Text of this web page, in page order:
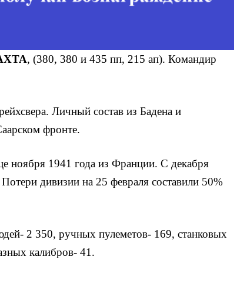
, (380, 380 и 435 пп, 215 ап). Командир
Личный состав из Бадена и
фронте.
ноября 1941 года из Франции. С декабря
дивизии на 25 февраля составили 50%
2 350, ручных пулеметов- 169, станковых
калибров- 41.